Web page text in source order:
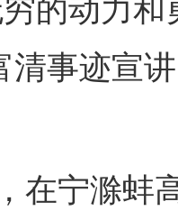
的动力
清事迹宣
宁滁蚌高